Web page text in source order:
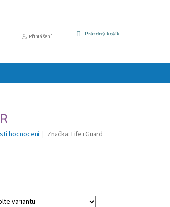
Přihlášení
NÁKUPNÍ
Prázdný košík
hodnocení Značka:Life+Guard